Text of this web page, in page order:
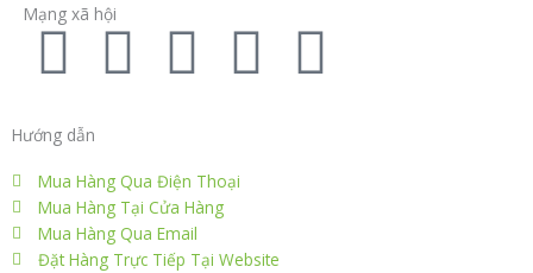
Mạng xã hội
F
a
c
e
T
i
t
L
n
k
I
t
P
Hướng dẫn
Mua Hàng Qua Điện Thoại
Mua Hàng Tại Cửa Hàng
Mua Hàng Qua Email
Đặt Hàng Trực Tiếp Tại Website